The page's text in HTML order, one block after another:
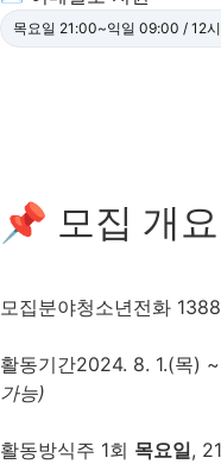
목요일 21:00~익일 09:00 / 12
📌 모집 개요
모집분야청소년전화 1388
활동기간2024. 8. 1.(목)
가능)
활동방식주 1회 목요일,